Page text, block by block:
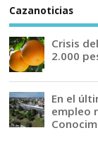
Cazanoticias
Crisis
2.000
En el
empleo